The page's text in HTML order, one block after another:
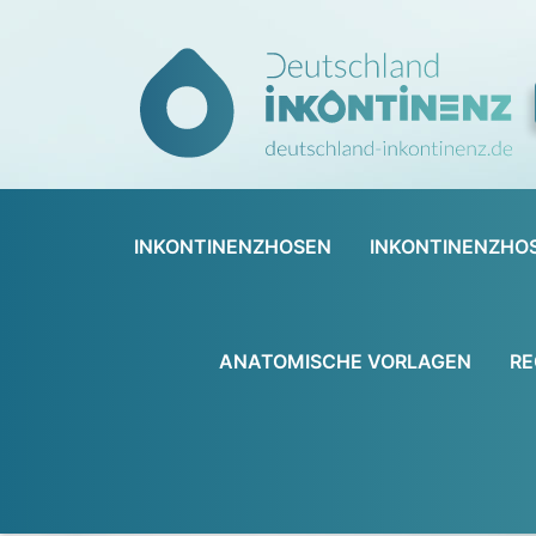
INKONTINENZHOSEN
ANATOMISCHE VORLAGEN